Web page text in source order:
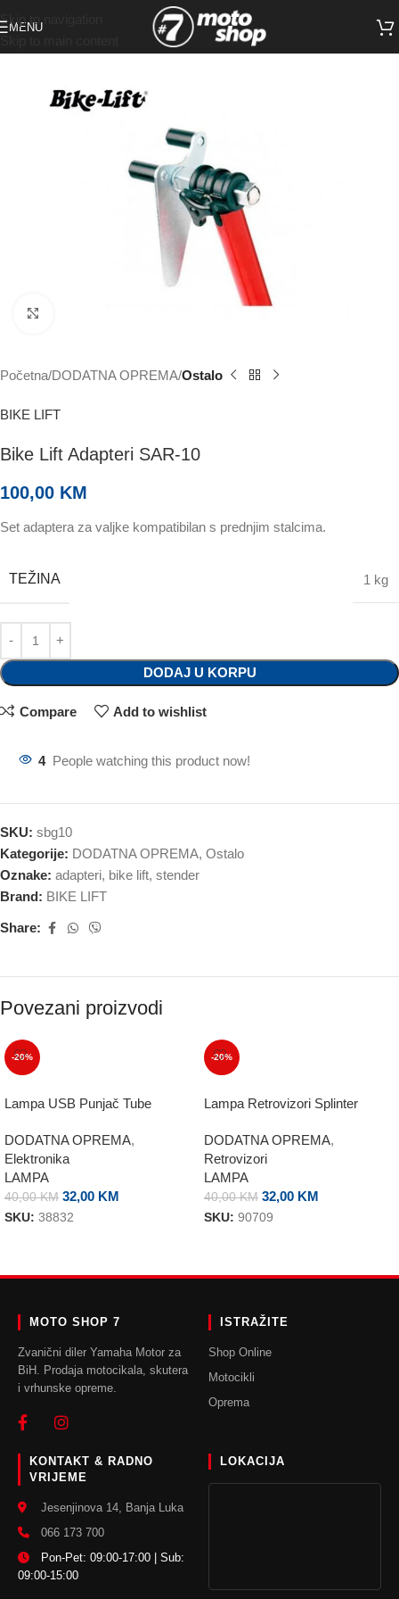
Skip to navigation
MENU
Početna DODATNA OPREMA Ostalo
BIKE LIFT
Bike Lift Adapteri SAR-10
100,00 KM
Set adaptera za valjke kompatibilan s prednjim stalcima.
TEŽINA 1 kg
DODAJ U KORPU
Compare Add to wishlist
4 People watching this product now!
SKU: sbg10
Kategorije: DODATNA OPREMA, Ostalo
Oznake: adapteri, bike lift, stender
Brand: BIKE LIFT
Share:
Povezani proizvodi
-20%
Lampa USB Punjač Tube
DODATNA OPREMA,
Elektronika
LAMPA
40,00KM 32,00 KM
SKU: 38832
-20%
Lampa Retrovizori Splinter
DODATNA OPREMA,
Retrovizori
LAMPA
40,00KM 32,00 KM
SKU: 90709
MOTO SHOP 7
Zvanični diler Yamaha Motor za
BiH. Prodaja motocikala, skutera
i vrhunske opreme.
ISTRAŽITE
Shop Online
Motocikli
Oprema
KONTAKT & RADNO
VRIJEME
Jesenjinova 14, Banja Luka
066 173 700
Pon-Pet: 09:00-17:00 | Sub:
09:00-15:00
LOKACIJA